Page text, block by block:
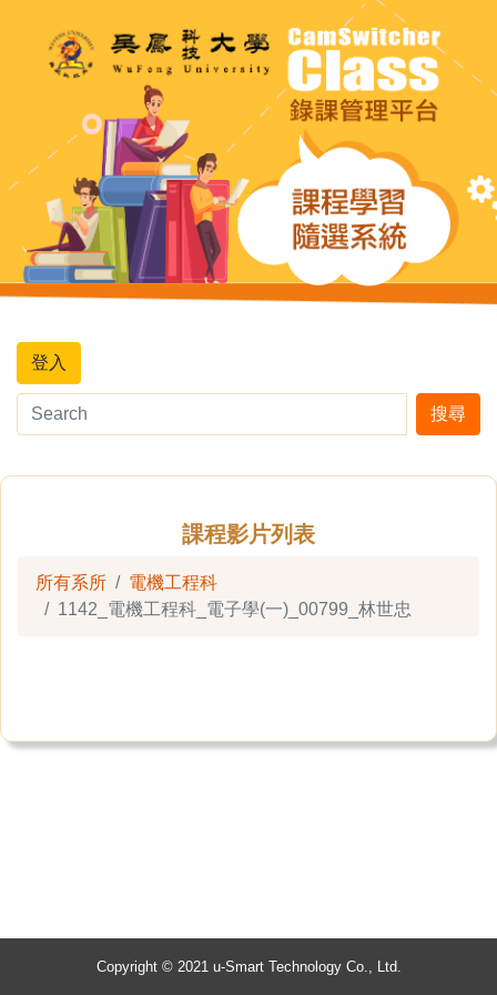
登入
搜尋
課程影片列表
所有系所
電機工程科
1142_電機工程科_電子學(一)_00799_林世忠
Copyright © 2021 u-Smart Technology Co., Ltd.